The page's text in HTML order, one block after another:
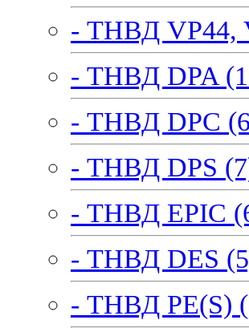
- ТНВД VP44,
- ТНВД DPA
- ТНВД DPC
- ТНВД DPS
- ТНВД EPIC
- ТНВД DES
- ТНВД PE(S)